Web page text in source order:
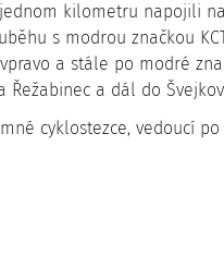
kilometru napojili
s modrou značkou
a stále po modré
a dál do
cyklostezce, vedoucí